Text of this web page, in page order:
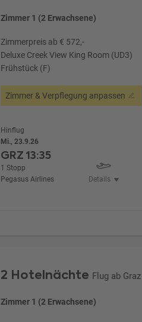
Zimmer 1 (2 Erwachsene)
Zimmerpreis ab € 572,-
Deluxe Creek View King Room (UD3)
Frühstück (F)
Zimmer & Verpflegung anpassen
Hinflug
Mi., 23.9.26
GRZ13:35
1 Stopp
Pegasus Airlines
Details
2 Hotelnächte Flug ab
Zimmer 1 (2 Erwachsene)